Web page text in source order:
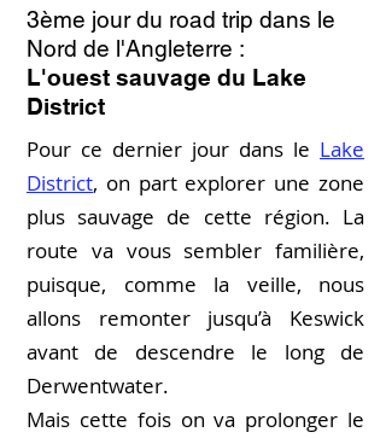
3ème jourdu road trip dans le
Nord de l'Angleterre :
L'ouest sauvage du Lake
District
Pour ce dernier jour dans le Lake
District, on part explorer une zone
plus sauvage de cette région. La
route va vous sembler familière,
puisque, comme la veille, nous
allons remonter jusqu’à Keswick
avant de descendre le long de
Derwentwater.
Mais cette fois on va prolonger le